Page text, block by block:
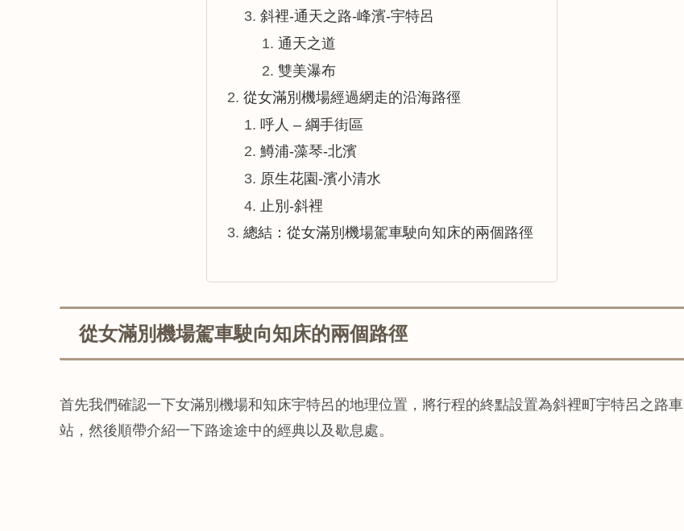
斜裡-通天之路-峰濱-宇特呂
通天之道
雙美瀑布
從女滿別機場經過網走的沿海路徑
呼人 – 綱手街區
鱒浦-藻琴-北濱
原生花園-濱小清水
止別-斜裡
總結：從女滿別機場駕車駛向知床的兩個路徑
從女滿別機場駕車駛向知床的兩個路徑
首先我們確認一下女滿別機場和知床宇特呂的地理位置，將行程的終點設置為斜裡町宇特呂之路車
站，然後順帶介紹一下路途途中的經典以及歇息處。